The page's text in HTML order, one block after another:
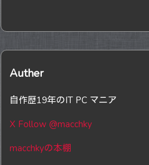
Auther
自作歴19年のIT PC マニア
X Follow @macchky
macchkyの本棚